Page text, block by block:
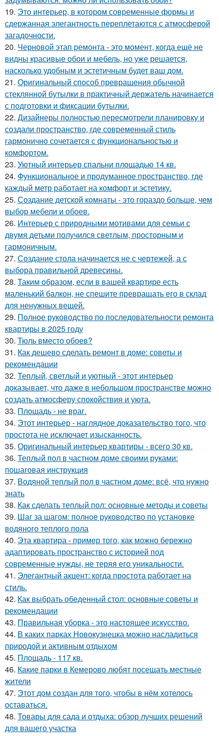
19. Это интерьер, в котором современные формы и
сдержанная элегантность переплетаются с атмосферой
загадочности.
20. Черновой этап ремонта - это момент, когда ещё не
видны красивые обои и мебель, но уже решается,
насколько удобным и эстетичным будет ваш дом.
21. Оригинальный способ превращения обычной
стеклянной бутылки в практичный держатель начинается
с подготовки и фиксации бутылки.
22. Дизайнеры полностью пересмотрели планировку и
создали пространство, где современный стиль
гармонично сочетается с функциональностью и
комфортом.
23. Уютный интерьер спальни площадью 14 кв.
24. Функциональное и продуманное пространство, где
каждый метр работает на комфорт и эстетику.
25. Создание детской комнаты - это гораздо больше, чем
выбор мебели и обоев.
26. Интерьер с природными мотивами для семьи с
двумя детьми получился светлым, просторным и
гармоничным.
27. Создание стола начинается не с чертежей, а с
выбора правильной древесины.
28. Таким образом, если в вашей квартире есть
маленький балкон, не спешите превращать его в склад
для ненужных вещей.
29. Полное руководство по последовательности ремонта
квартиры в 2025 году
30. Тюль вместо обоев?
31. Как дешево сделать ремонт в доме: советы и
рекомендации
32. Теплый, светлый и уютный - этот интерьер
доказывает, что даже в небольшом пространстве можно
создать атмосферу спокойствия и уюта.
33. Площадь - не враг.
34. Этот интерьер - наглядное доказательство того, что
простота не исключает изысканность.
35. Оригинальный интерьер квартиры - всего 30 кв.
36. Теплый пол в частном доме своими руками:
пошаговая инструкция
37. Водяной теплый пол в частном доме: всё, что нужно
знать
38. Как сделать теплый пол: основные методы и советы
39. Шаг за шагом: полное руководство по установке
водяного теплого пола
40. Эта квартира - пример того, как можно бережно
адаптировать пространство с историей под
современные нужды, не теряя его уникальности.
41. Элегантный акцент: когда простота работает на
стиль.
42. Как выбрать обеденный стол: основные советы и
рекомендации
43. Правильная уборка - это настоящее искусство.
44. В каких парках Новокузнецка можно насладиться
природой и активным отдыхом
45. Площадь - 117 кв.
46. Какие парки в Кемерово любят посещать местные
жители
47. Этот дом создан для того, чтобы в нём хотелось
оставаться.
48. Товары для сада и отдыха: обзор лучших решений
для вашего участка